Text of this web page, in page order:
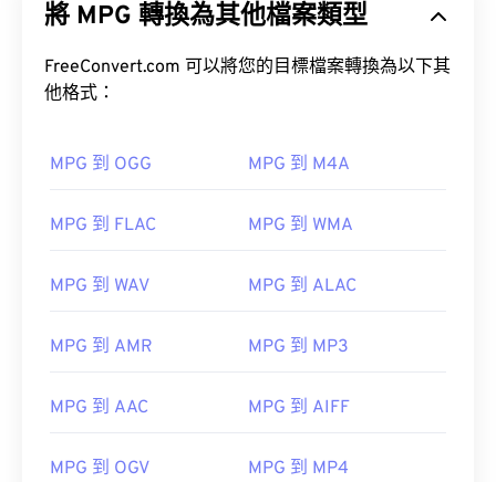
格式採用複雜的壓縮技術，使用編解碼器 ，產生檔
副檔名與MPEG-1 格式最為密切相關。
如何開啟 MPEG 檔案？
開啟。
QuickTime
下載 MPEG-2 視訊解碼器（DVD 解碼器套件）。
將 MPG 轉換為其他檔案類型
FreeConvert.com 可以將您的目標檔案轉換為以下其
他格式：
MPG 到 OGG MPG 到 M4A
MPG 到 FLAC MPG 到 WMA
MPG 到 WAV MPG 到 ALAC
MPG 到 AMR MPG 到 MP3
MPG 到 AAC MPG 到 AIFF
MPG 到 OGV MPG 到 MP4